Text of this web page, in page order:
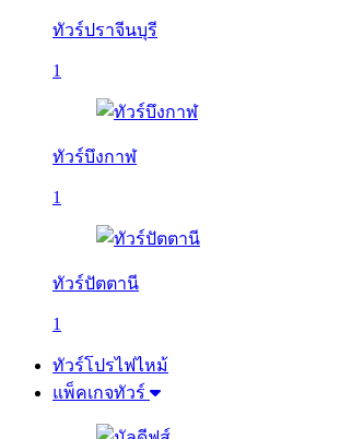
ทัวร์ปราจีนบุรี
1
ทัวร์บึงกาฬ
1
ทัวร์ปัตตานี
1
ทัวร์โปรไฟไหม้
แพ็คเกจทัวร์